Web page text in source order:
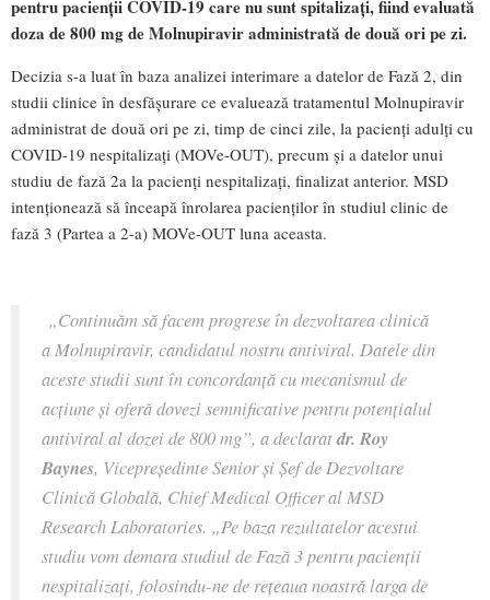
pentru pacienții COVID-19 care nu sunt spitalizați, fiind evaluată
doza de 800 mg de Molnupiravir administrată de două ori pe zi.
Decizia s-a luat în baza analizei interimare a datelor de Fază 2, din
studii clinice în desfășurare ce evaluează tratamentul Molnupiravir
administrat de două ori pe zi, timp de cinci zile, la pacienți adulți cu
COVID-19 nespitalizați (MOVe-OUT), precum și a datelor unui
studiu de fază 2a la pacienți nespitalizați, finalizat anterior. MSD
intenționează să înceapă înrolarea pacienților în studiul clinic de
fază 3 (Partea a 2-a) MOVe-OUT luna aceasta.
„Continuăm să facem progrese în dezvoltarea clinică
a Molnupiravir, candidatul nostru antiviral. Datele din
aceste studii sunt în concordanță cu mecanismul de
acțiune și oferă dovezi semnificative pentru potențialul
antiviral al dozei de 800 mg”, a declaratdr. Roy
Baynes, Vicepreședinte Senior și Șef de Dezvoltare
Clinică Globală, Chief Medical Officer al MSD
Research Laboratories. „Pe baza rezultatelor acestui
studiu vom demara studiul de Fază 3 pentru pacienții
nespitalizați, folosindu-ne de rețeaua noastră larga de